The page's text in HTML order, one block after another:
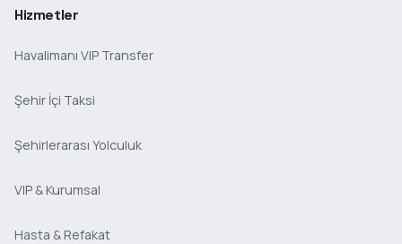
Hizmetler
Havalimanı VIP Transfer
Şehir İçi Taksi
Şehirlerarası Yolculuk
VIP & Kurumsal
Hasta & Refakat